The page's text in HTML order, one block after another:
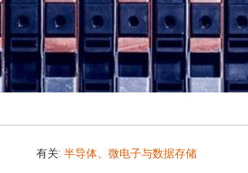
有关:半导体、微电子与数据存储